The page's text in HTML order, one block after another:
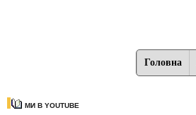
Головна
МИ В YOUTUBE